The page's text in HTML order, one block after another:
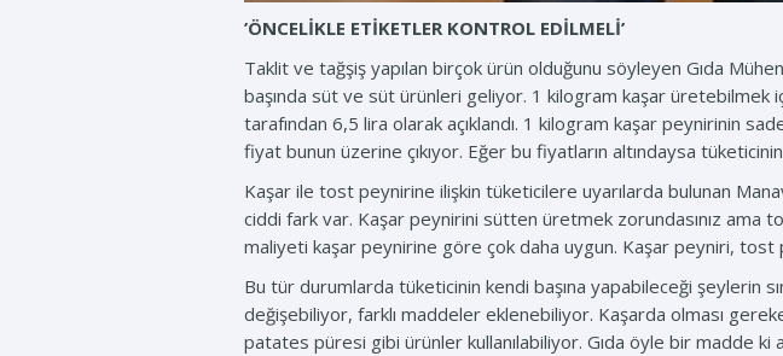
’ÖNCELİKLE ETİKETLER KONTROL EDİLMELİ’
Taklit ve tağşiş yapılan birçok ürün olduğunu söyleyen Gıda
başında süt ve süt ürünleri geliyor. 1 kilogram kaşar üretebilmek
tarafından 6,5 lira olarak açıklandı. 1 kilogram kaşar peynirinin
fiyat bunun üzerine çıkıyor. Eğer bu fiyatların altındaysa
Kaşar ile tost peynirine ilişkin tüketicilere uyarılarda bulunan
ciddi fark var. Kaşar peynirini sütten üretmek zorundasınız ama
maliyeti kaşar peynirine göre çok daha uygun. Kaşar peyniri, tost
Bu tür durumlarda tüketicinin kendi başına yapabileceği şeylerin
değişebiliyor, farklı maddeler eklenebiliyor. Kaşarda olması
patates püresi gibi ürünler kullanılabiliyor. Gıda öyle bir madde ki